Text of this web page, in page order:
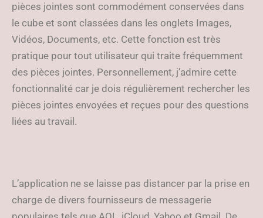
pièces jointes sont commodément conservées dans
le cube et sont classées dans les onglets Images,
Vidéos, Documents, etc. Cette fonction est très
pratique pour tout utilisateur qui traite fréquemment
des pièces jointes. Personnellement, j’admire cette
fonctionnalité car je dois régulièrement rechercher les
pièces jointes envoyées et reçues pour des questions
liées au travail.
L’application ne se laisse pas distancer par la prise en
charge de divers fournisseurs de messagerie